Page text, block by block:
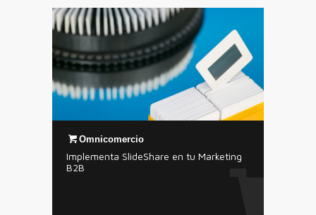
Omnicomercio
Implementa SlideShare en tu Marketing
B2B